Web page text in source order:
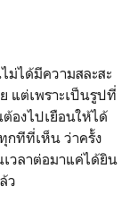
ม่ได้มีความสละสะ
แต่เพราะเป็นรูปที่
องไปเยือนให้ได้
กทีที่เห็น ว่าครั้ง
วลาต่อมาแค่ได้ยิน
ว